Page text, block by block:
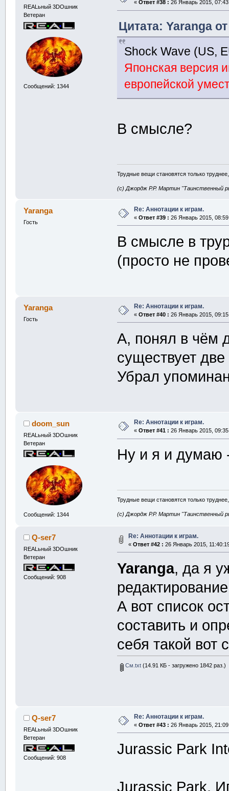
REALьный 3DOшник
Ветеран
Сообщений: 1344
« Ответ #38 : 26 Январь 2015,
Цитата: Yaranga
Shock Wave (US,
Японская версия
европейской
В смысле?
Трудные вещи становятся только
(с) Джордж Р.Р. Мартин "Таинственный
Yaranga
Гость
Re: Аннотации к играм.
« Ответ #39 : 26 Январь 2015,
В смысле в
(просто не
Yaranga
Гость
Re: Аннотации к играм.
« Ответ #40 : 26 Январь 2015,
А, понял в чём
существует
Убрал
doom_sun
REALьный 3DOшник
Ветеран
Сообщений: 1344
Re: Аннотации к играм.
« Ответ #41 : 26 Январь 2015,
Ну и я и думаю
Трудные вещи становятся только
(с) Джордж Р.Р. Мартин "Таинственный
Q-ser7
REALьный 3DOшник
Ветеран
Сообщений: 908
Re: Аннотации к играм.
« Ответ #42 : 26 Январь 2015,
Yaranga, да я
А вот список
составить и
себя такой вот
См.txt(14.91 КБ - загружено 1842 раз.)
Q-ser7
REALьный 3DOшник
Ветеран
Сообщений: 908
Re: Аннотации к играм.
« Ответ #43 : 26 Январь 2015,
Jurassic Park
Jurassic Park.